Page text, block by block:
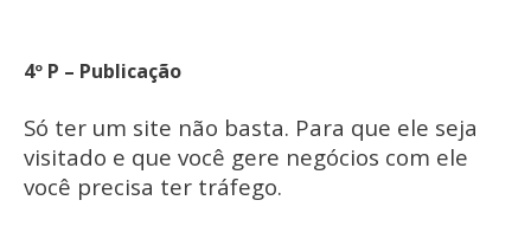
4º P – Publicação
Só ter um site não basta. Para que ele seja
visitado e que você gere negócios com ele
você precisa ter tráfego.